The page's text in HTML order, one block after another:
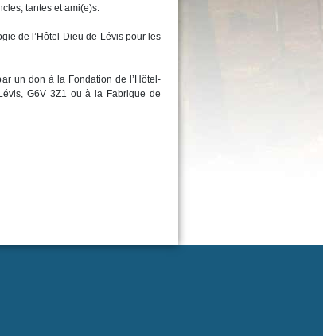
tantes et ami(e)s.
de l’Hôtel-Dieu de Lévis pour les
un don à la Fondation de l’Hôtel-
G6V 3Z1 ou à la Fabrique de